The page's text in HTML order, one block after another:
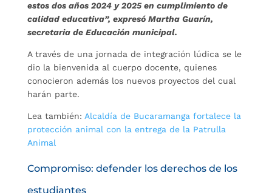
estos dos años 2024 y 2025 en cumplimiento de
calidad educativa”, expresó Martha Guarín,
secretaria de Educación municipal.
A través de una jornada de integración lúdica se le
dio la bienvenida al cuerpo docente, quienes
conocieron además los nuevos proyectos del cual
harán parte.
Lea también: Alcaldía de Bucaramanga fortalece la
protección animal con la entrega de la Patrulla
Animal
Compromiso: defender los derechos de los
estudiantes